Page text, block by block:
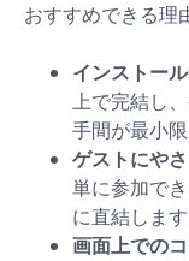
おすすめできる理
インストー
上で完結し
手間が最小
ゲストにや
単に参加で
に直結します
画面上での